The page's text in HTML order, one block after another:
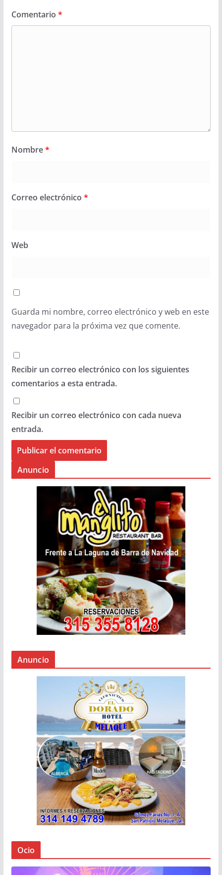
Comentario *
Nombre*
Correo electrónico *
Web
Guarda mi nombre, correo electrónico y web en este
navegador para la próxima vez que comente.
Recibir un correo electrónico con los siguientes
comentarios a esta entrada.
Recibir un correo electrónico con cada nueva
entrada.
Anuncio
Anuncio
Ocio